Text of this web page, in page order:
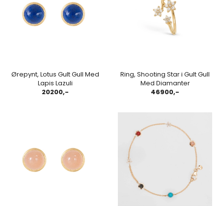
Ørepynt, Lotus Gult Gull Med
Lapis Lazuli
20200,-
Ring, Shooting Star i Gult Gull
Med Diamanter
46900,-